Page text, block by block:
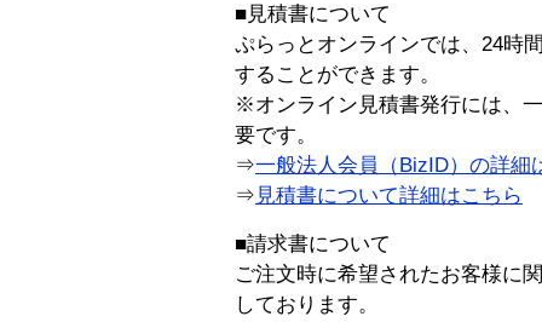
■見積書について
ぷらっとオンラインでは、24時
することができます。
※オンライン見積書発行には、
要です。
⇒一般法人会員（BizID）の詳細
⇒ 見積書について詳細はこちら
■請求書について
ご注文時に希望されたお客様に
しております。